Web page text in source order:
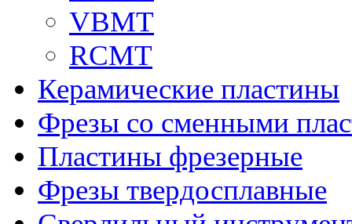
VBMT
RCMT
Керамические пластины
Фрезы со сменными
Пластины фрезерные
Фрезы твердосплавные